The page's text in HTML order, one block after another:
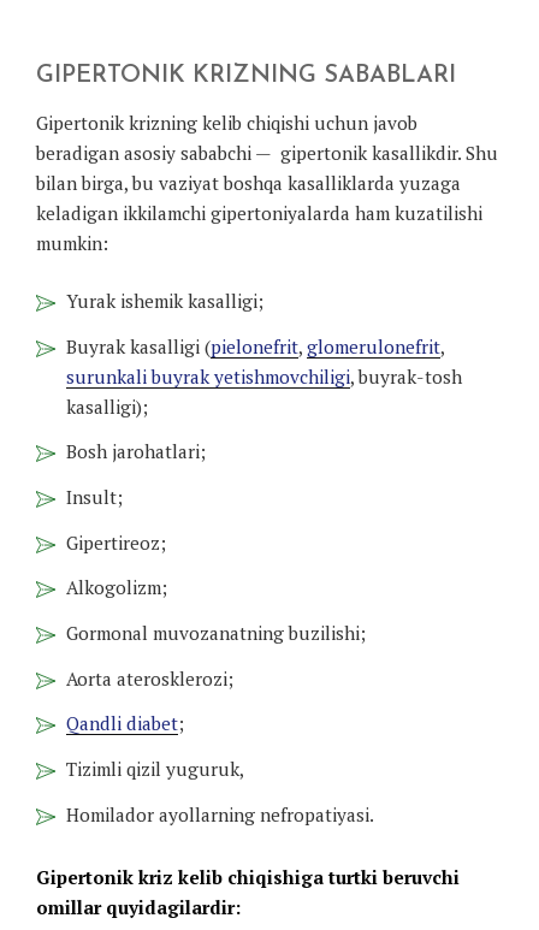
GIPERTONIK KRIZNING SABABLARI
Gipertonik krizning kelib chiqishi uchun javob
beradigan asosiy sababchi — gipertonik kasallikdir. Shu
bilan birga, bu vaziyat boshqa kasalliklarda yuzaga
keladigan ikkilamchi gipertoniyalarda ham kuzatilishi
mumkin:
Yurak ishemik kasalligi;
Buyrak kasalligi (pielonefrit, glomerulonefrit,
surunkali buyrak yetishmovchiligi, buyrak-tosh
kasalligi);
Bosh jarohatlari;
Insult;
Gipertireoz;
Alkogolizm;
Gormonal muvozanatning buzilishi;
Aorta aterosklerozi;
Qandli diabet;
Tizimli qizil yuguruk,
Homilador ayollarning nefropatiyasi.
Gipertonik kriz kelib chiqishiga turtki beruvchi
omillar quyidagilardir: